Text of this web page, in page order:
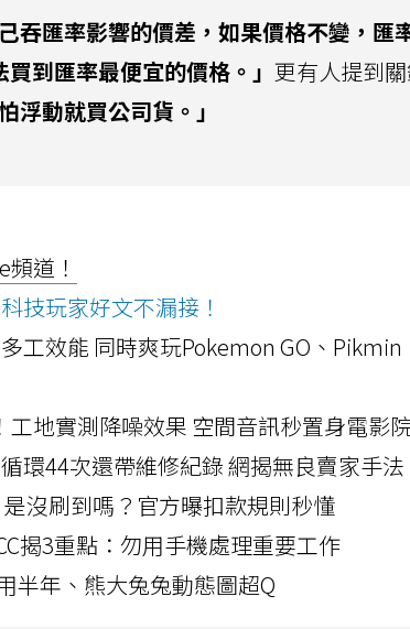
吞匯率影響的價差，如果價格不變，匯
到匯率最便宜的價格。」 更有人提到
浮動就買公司貨。」
道！
技玩家好文不漏接！
工效能 同時爽玩Pokemon GO、Pikmin
工地實測降噪效果 空間音訊秒置身電影
環44次還帶維修紀錄 網揭無良賣家手法
沒刷到嗎？官方曝扣款規則秒懂
揭3重點：勿用手機處理重要工作
半年、熊大兔兔動態圖超Q